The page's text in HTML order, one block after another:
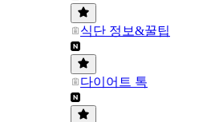
식단 정보&꿀팁
다이어트 톡